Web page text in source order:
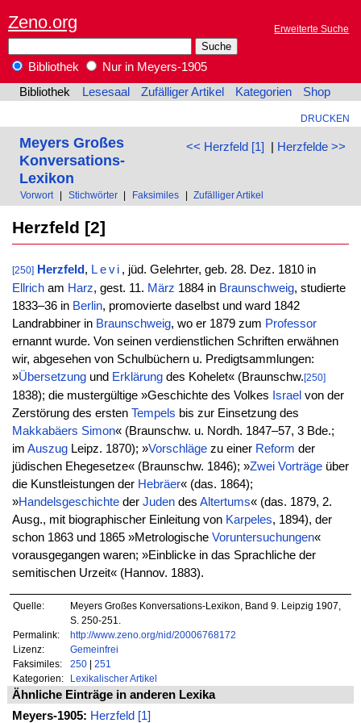
Zeno.org Erweiterte Suche
Bibliothek
Nur in Meyers-1905
Bibliothek
Lesesaal Zufälliger Artikel Kategorien Shop
DRUCKEN
<< Herzfeld [1] | Herzfelde >>
Meyers Großes
Konversations-
Lexikon
Vorwort Stichwörter Faksimiles Zufälliger Artikel
Herzfeld [2]
[250] Herzfeld, Levi , jüd. Gelehrter, geb. 28. Dez. 1810 in
Ellricham Harz, gest. 11. März 1884 in Braunschweig, studierte
1833–36 in Berlin, promovierte daselbst und ward 1842
Landrabbiner in Braunschweig, wo er 1879 zum Professor
ernannt wurde. Von seinen verdienstlichen Schriften erwähnen
wir, abgesehen von Schulbüchern u. Predigtsammlungen:
»Übersetzungund Erklärungdes Kohelet« (Braunschw. [250]
1838); die mustergültige »Geschichte des Volkes Israel von der
Zerstörung des ersten Tempels bis zur Einsetzung des
Makkabäers Simon« (Braunschw. u. Nordh. 1847–57, 3 Bde.;
im AuszugLeipz. 1870); »Vorschlägezu einer Reform der
jüdischen Ehegesetze« (Braunschw. 1846); »Zwei Vorträgeüber
die Kunstleistungen der Hebräer« (das. 1864);
»Handelsgeschichteder Judendes Altertums« (das. 1879, 2.
Ausg., mit biographischer Einleitung von Karpeles, 1894), der
schon 1863 und 1865 »Metrologische Voruntersuchungen«
vorausgegangen waren; »Einblicke in das Sprachliche der
semitischen Urzeit« (Hannov. 1883).
Quelle:
Meyers Großes Konversations-Lexikon, Band 9. Leipzig 1907,
S. 250-251.
Permalink:
http://www.zeno.org/nid/20006768172
Lizenz:
Gemeinfrei
Faksimiles:
250| 251
Kategorien:
Lexikalischer Artikel
Ähnliche Einträge in anderen Lexika
Meyers-1905: Herzfeld [1]